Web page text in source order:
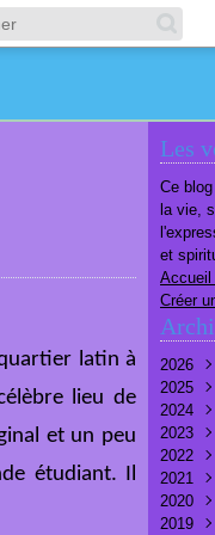
latin à
lieu de
et un peu
étudiant. Il
Les
Ce
la vie,
et
Accueil
Créer
2026
Août
Juillet
Juin
Mai
Avril
Mars
2025
Août
Juillet
2024
Août
2023
2022
Août
2021
2020
2019